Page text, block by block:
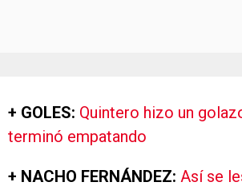
+ GOLES: Quintero hizo un
terminó empatando
+ NACHO FERNÁNDEZ: Así se